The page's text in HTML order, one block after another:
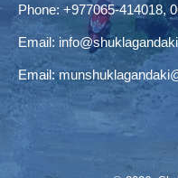
Phone: +977065-414018,
Email:
Email: